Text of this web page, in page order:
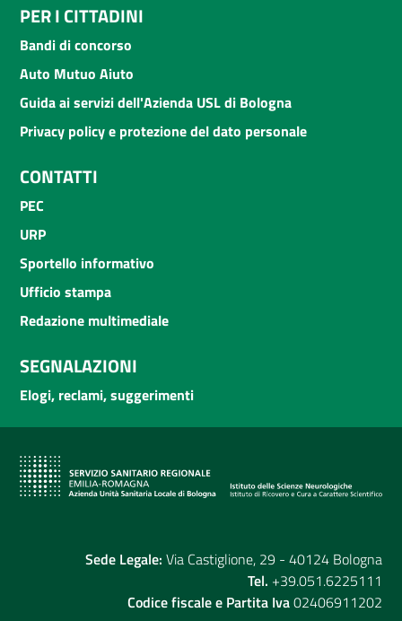
PER I CITTADINI
Bandi di concorso
Auto Mutuo Aiuto
Guida ai servizi dell'Azienda USL di Bologna
Privacy policy e protezione del dato personale
CONTATTI
PEC
URP
Sportello informativo
Ufficio stampa
Redazione multimediale
SEGNALAZIONI
Elogi, reclami, suggerimenti
Sede Legale: Via Castiglione, 29 - 40124 Bologna
Tel. +39.051.6225111
Codice fiscale e Partita Iva02406911202